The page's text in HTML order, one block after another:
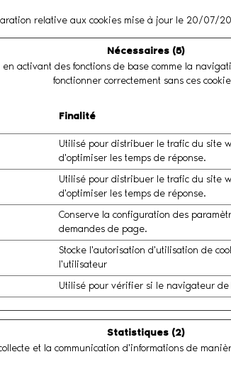
relative aux cookies mise à jour le 20/07/
Nécessaires (5)
activant des fonctions de base comme la
fonctionner correctement sans ces
Finalité
Utilisé pour distribuer le trafic du site
d'optimiser les temps de réponse.
Utilisé pour distribuer le trafic du site
d'optimiser les temps de réponse.
Conserve la configuration des
demandes de page.
Stocke l'autorisation d'utilisation de
l'utilisateur
Utilisé pour vérifier si le navigateur
Statistiques (2)
et la communication d'informations de